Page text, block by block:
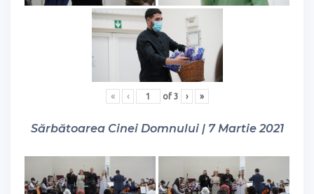
« ‹ of 3 › »
Sărbătoarea Cinei Domnului | 7 Martie 2021